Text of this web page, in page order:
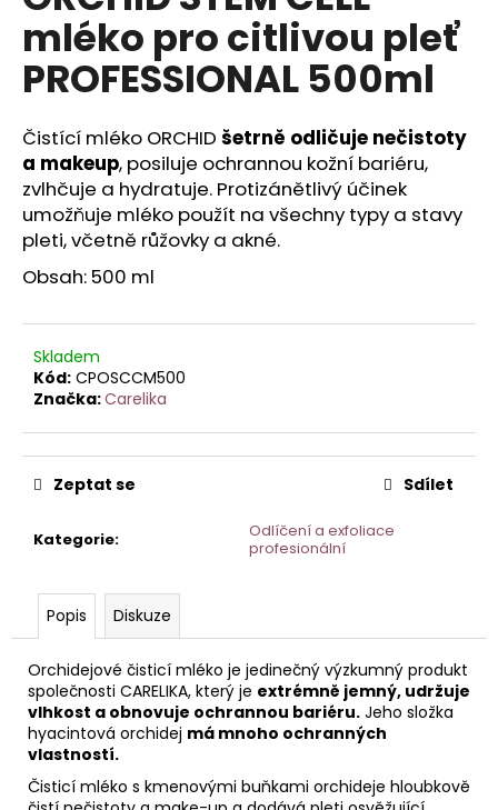
5
hvězdiček.
mléko pro citlivou pleť
PROFESSIONAL 500ml
Čistící mléko ORCHID šetrně odličuje nečistoty
a makeup, posiluje ochrannou kožní bariéru,
zvlhčuje a hydratuje. Protizánětlivý účinek
umožňuje mléko použít na všechny typy a stavy
pleti, včetně růžovky a akné.
Obsah: 500 ml
Skladem
Kód: CPOSCCM500
Značka:Carelika
Kategorie:
Odlíčení a exfoliace
profesionální
Zeptat se Sdílet
Popis Diskuze
Orchidejové čisticí mléko je jedinečný výzkumný produkt
společnosti CARELIKA, který je extrémně jemný, udržuje
vlhkost a obnovuje ochrannou bariéru. Jeho složka
hyacintová orchidej má mnoho ochranných
vlastností.
Čisticí mléko s kmenovými buňkami orchideje hloubkově
a
j
í
?
HLEDAT
D
o
p
o
r
u
m
STERILNÍ
NÁSTAVCE
PRO
DERMAPERO
DERMALIGHTPEN
A
DERMAQUATRO